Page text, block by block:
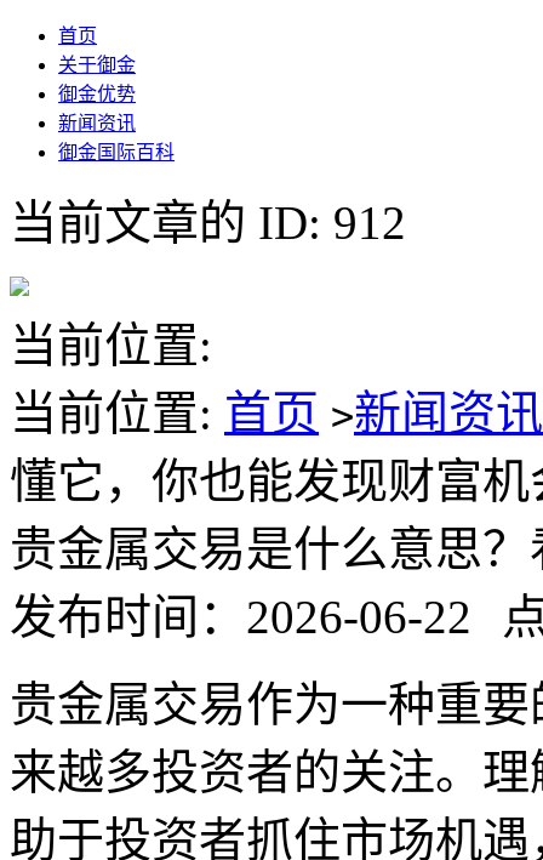
首页
关于御金
御金优势
新闻资讯
御金国际百科
当前文章的 ID: 912
当前位置:
当前位置: 首页 >新闻资
懂它，你也能发现财富机
贵金属交易是什么意思
发布时间：2026-06-22
贵金属交易作为一种重
来越多投资者的关注。
助于投资者抓住市场机